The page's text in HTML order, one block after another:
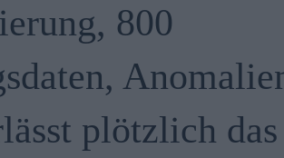
800
plötzlich